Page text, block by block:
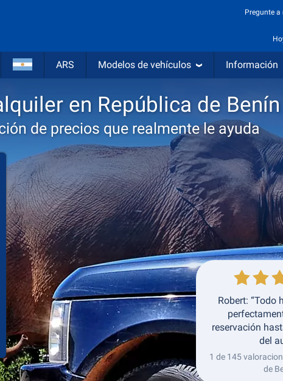
Pregunte a
ARS Modelos de vehículos Información
en República de Benín
de precios que realmente le ayuda
Lugar de recogida
Lugar de devolución
Recogida Devolución
Robert: “Todo
reservación
del
1 de 145
de